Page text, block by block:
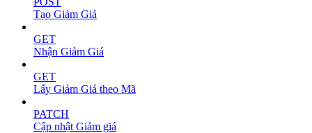
Tạo Giảm Giá
GET
Nhận Giảm Giá
GET
Lấy Giảm Giá theo Mã
PATCH
Cập nhật Giảm giá